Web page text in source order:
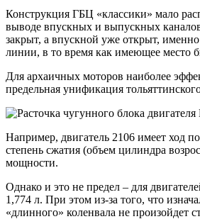
Конструкция ГБЦ «классики» мало
выводе впускных и выпускных
закрыт, а впускной уже открыт,
линии, в то время как имеющее место
Для архаичных моторов наиболее
предельная унификация
Например, двигатель 2106 имеет ход
степень сжатия (объем цилиндра
мощности.
Однако и это не предел – для
1,774 л. При этом из-за того, что
«длинного» коленвала не произойдет